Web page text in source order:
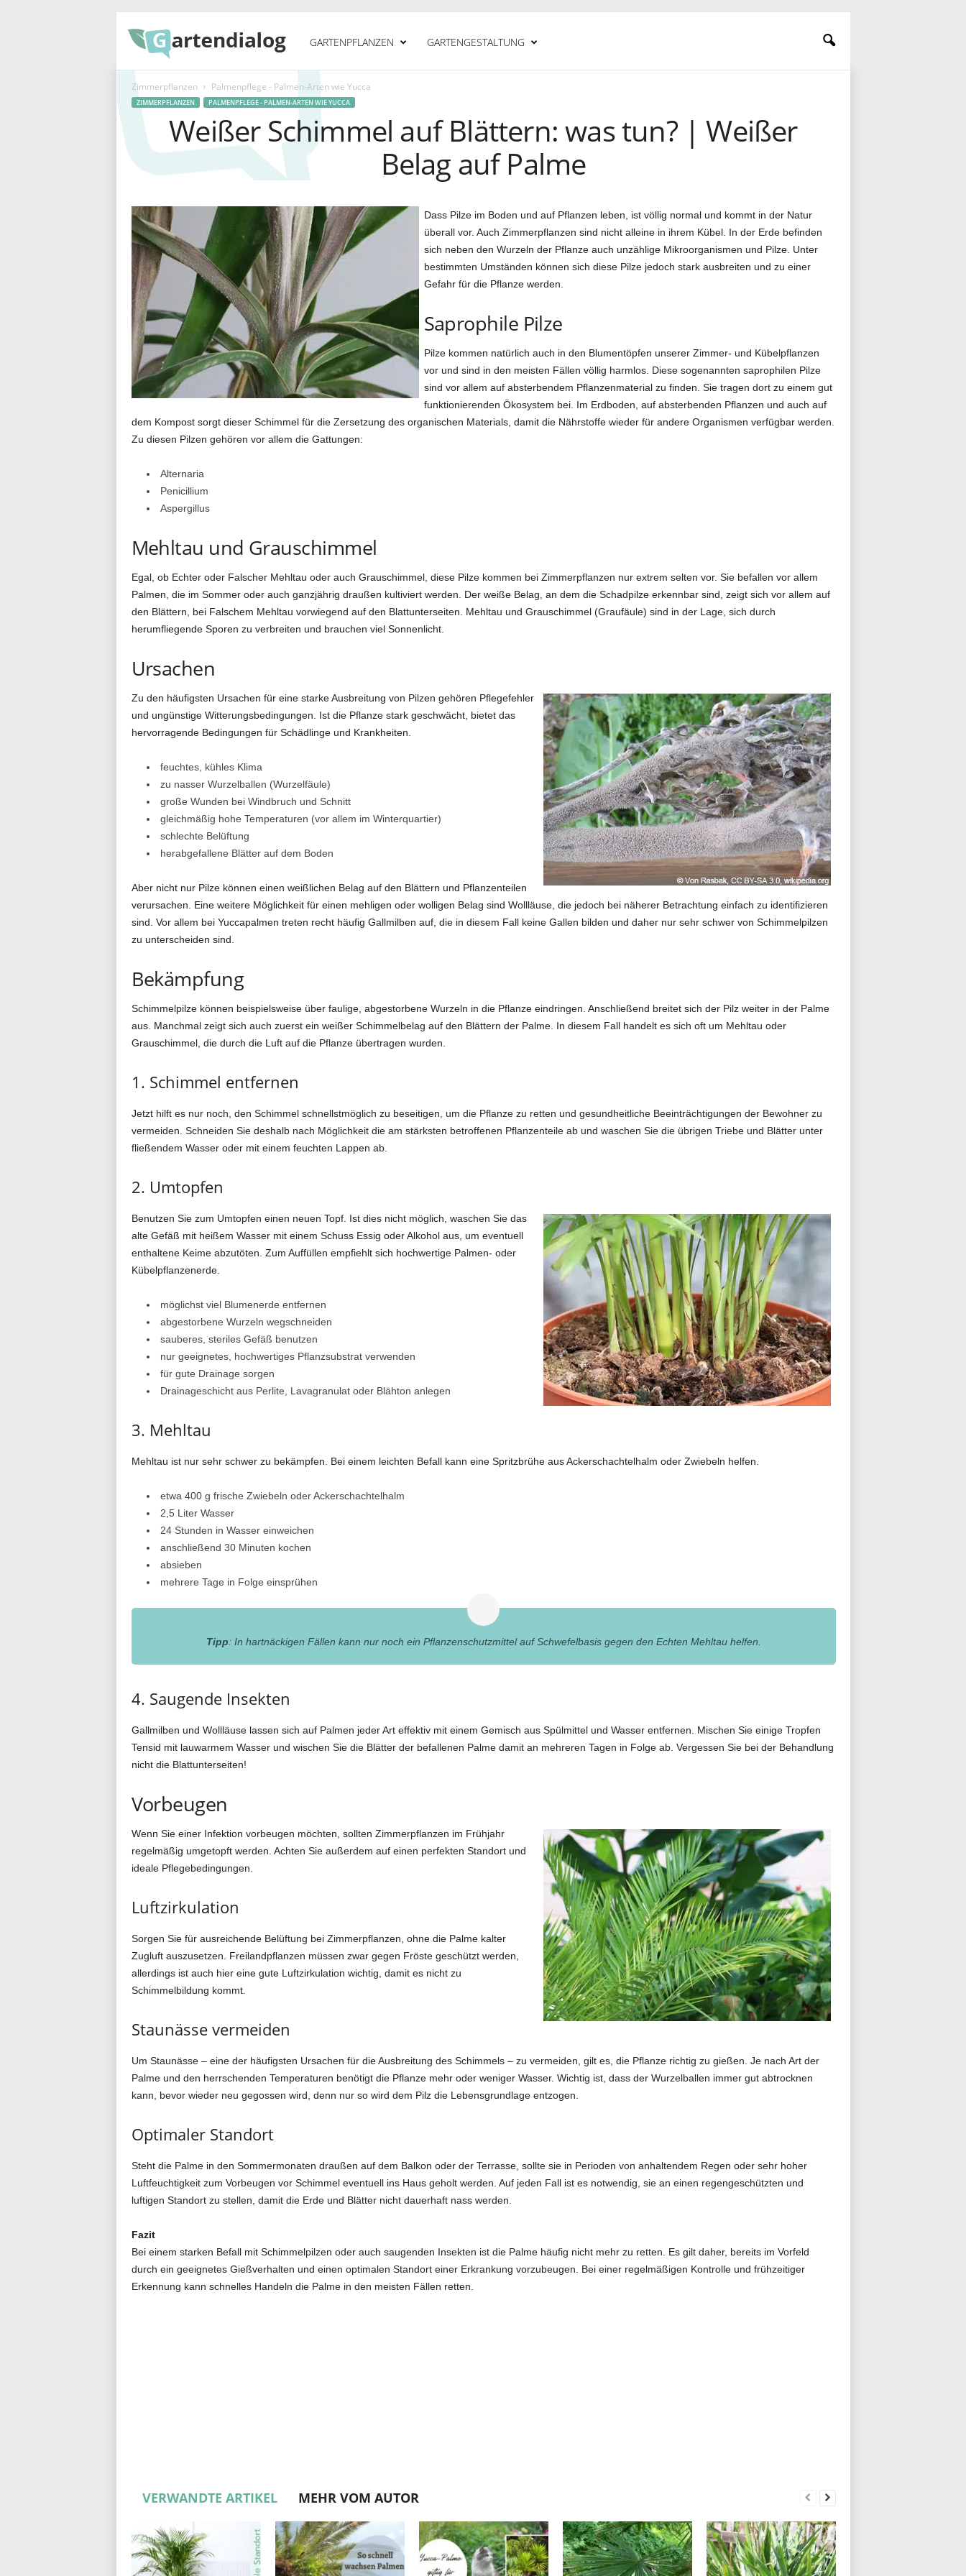
a
t
e
n
d
i
l
o
.
d
GARTENPFLANZEN GARTENGESTALTUNG
Zimmerpflanzen Palmenpflege - Palmen-Arten wie Yucca
ZIMMERPFLANZEN PALMENPFLEGE - PALMEN-ARTEN WIE YUCCA
Weißer Schimmel auf Blättern: was tun? | Weißer
Belag auf Palme
Dass Pilze im Boden und auf Pflanzen leben, ist völlig normal und kommt in der Natur
überall vor. Auch Zimmerpflanzen sind nicht alleine in ihrem Kübel. In der Erde befinden
sich neben den Wurzeln der Pflanze auch unzählige Mikroorganismen und Pilze. Unter
bestimmten Umständen können sich diese Pilze jedoch stark ausbreiten und zu einer
Gefahr für die Pflanze werden.
Saprophile Pilze
Pilze kommen natürlich auch in den Blumentöpfen unserer Zimmer- und Kübelpflanzen
vor und sind in den meisten Fällen völlig harmlos. Diese sogenannten saprophilen Pilze
sind vor allem auf absterbendem Pflanzenmaterial zu finden. Sie tragen dort zu einem gut
funktionierenden Ökosystem bei. Im Erdboden, auf absterbenden Pflanzen und auch auf
dem Kompost sorgt dieser Schimmel für die Zersetzung des organischen Materials, damit die Nährstoffe wieder für andere Organismen verfügbar werden.
Zu diesen Pilzen gehören vor allem die Gattungen:
Alternaria
Penicillium
Aspergillus
Mehltau und Grauschimmel
Egal, ob Echter oder Falscher Mehltau oder auch Grauschimmel, diese Pilze kommen bei Zimmerpflanzen nur extrem selten vor. Sie befallen vor allem
Palmen, die im Sommer oder auch ganzjährig draußen kultiviert werden. Der weiße Belag, an dem die Schadpilze erkennbar sind, zeigt sich vor allem auf
den Blättern, bei Falschem Mehltau vorwiegend auf den Blattunterseiten. Mehltau und Grauschimmel (Graufäule) sind in der Lage, sich durch
herumfliegende Sporen zu verbreiten und brauchen viel Sonnenlicht.
Ursachen
Zu den häufigsten Ursachen für eine starke Ausbreitung von Pilzen gehören Pflegefehler
und ungünstige Witterungsbedingungen. Ist die Pflanze stark geschwächt, bietet das
hervorragende Bedingungen für Schädlinge und Krankheiten.
feuchtes, kühles Klima
zu nasser Wurzelballen (Wurzelfäule)
große Wunden bei Windbruch und Schnitt
gleichmäßig hohe Temperaturen (vor allem im Winterquartier)
schlechte Belüftung
herabgefallene Blätter auf dem Boden
Aber nicht nur Pilze können einen weißlichen Belag auf den Blättern und Pflanzenteilen
verursachen. Eine weitere Möglichkeit für einen mehligen oder wolligen Belag sind Wollläuse, die jedoch bei näherer Betrachtung einfach zu identifizieren
sind. Vor allem bei Yuccapalmen treten recht häufig Gallmilben auf, die in diesem Fall keine Gallen bilden und daher nur sehr schwer von Schimmelpilzen
zu unterscheiden sind.
Bekämpfung
Schimmelpilze können beispielsweise über faulige, abgestorbene Wurzeln in die Pflanze eindringen. Anschließend breitet sich der Pilz weiter in der Palme
aus. Manchmal zeigt sich auch zuerst ein weißer Schimmelbelag auf den Blättern der Palme. In diesem Fall handelt es sich oft um Mehltau oder
Grauschimmel, die durch die Luft auf die Pflanze übertragen wurden.
1. Schimmel entfernen
Jetzt hilft es nur noch, den Schimmel schnellstmöglich zu beseitigen, um die Pflanze zu retten und gesundheitliche Beeinträchtigungen der Bewohner zu
vermeiden. Schneiden Sie deshalb nach Möglichkeit die am stärksten betroffenen Pflanzenteile ab und waschen Sie die übrigen Triebe und Blätter unter
fließendem Wasser oder mit einem feuchten Lappen ab.
2. Umtopfen
Benutzen Sie zum Umtopfen einen neuen Topf. Ist dies nicht möglich, waschen Sie das
alte Gefäß mit heißem Wasser mit einem Schuss Essig oder Alkohol aus, um eventuell
enthaltene Keime abzutöten. Zum Auffüllen empfiehlt sich hochwertige Palmen- oder
Kübelpflanzenerde.
möglichst viel Blumenerde entfernen
abgestorbene Wurzeln wegschneiden
sauberes, steriles Gefäß benutzen
nur geeignetes, hochwertiges Pflanzsubstrat verwenden
für gute Drainage sorgen
Drainageschicht aus Perlite, Lavagranulat oder Blähton anlegen
3. Mehltau
Mehltau ist nur sehr schwer zu bekämpfen. Bei einem leichten Befall kann eine Spritzbrühe aus Ackerschachtelhalm oder Zwiebeln helfen.
etwa 400 g frische Zwiebeln oder Ackerschachtelhalm
2,5 Liter Wasser
24 Stunden in Wasser einweichen
anschließend 30 Minuten kochen
absieben
mehrere Tage in Folge einsprühen
Tipp: In hartnäckigen Fällen kann nur noch ein Pflanzenschutzmittel auf Schwefelbasis gegen den Echten Mehltau helfen.
4. Saugende Insekten
Gallmilben und Wollläuse lassen sich auf Palmen jeder Art effektiv mit einem Gemisch aus Spülmittel und Wasser entfernen. Mischen Sie einige Tropfen
Tensid mit lauwarmem Wasser und wischen Sie die Blätter der befallenen Palme damit an mehreren Tagen in Folge ab. Vergessen Sie bei der Behandlung
nicht die Blattunterseiten!
Vorbeugen
Wenn Sie einer Infektion vorbeugen möchten, sollten Zimmerpflanzen im Frühjahr
regelmäßig umgetopft werden. Achten Sie außerdem auf einen perfekten Standort und
ideale Pflegebedingungen.
Luftzirkulation
Sorgen Sie für ausreichende Belüftung bei Zimmerpflanzen, ohne die Palme kalter
Zugluft auszusetzen. Freilandpflanzen müssen zwar gegen Fröste geschützt werden,
allerdings ist auch hier eine gute Luftzirkulation wichtig, damit es nicht zu
Schimmelbildung kommt.
Staunässe vermeiden
Um Staunässe – eine der häufigsten Ursachen für die Ausbreitung des Schimmels – zu vermeiden, gilt es, die Pflanze richtig zu gießen. Je nach Art der
Palme und den herrschenden Temperaturen benötigt die Pflanze mehr oder weniger Wasser. Wichtig ist, dass der Wurzelballen immer gut abtrocknen
kann, bevor wieder neu gegossen wird, denn nur so wird dem Pilz die Lebensgrundlage entzogen.
Optimaler Standort
Steht die Palme in den Sommermonaten draußen auf dem Balkon oder der Terrasse, sollte sie in Perioden von anhaltendem Regen oder sehr hoher
Luftfeuchtigkeit zum Vorbeugen vor Schimmel eventuell ins Haus geholt werden. Auf jeden Fall ist es notwendig, sie an einen regengeschützten und
luftigen Standort zu stellen, damit die Erde und Blätter nicht dauerhaft nass werden.
Fazit
Bei einem starken Befall mit Schimmelpilzen oder auch saugenden Insekten ist die Palme häufig nicht mehr zu retten. Es gilt daher, bereits im Vorfeld
durch ein geeignetes Gießverhalten und einen optimalen Standort einer Erkrankung vorzubeugen. Bei einer regelmäßigen Kontrolle und frühzeitiger
Erkennung kann schnelles Handeln die Palme in den meisten Fällen retten.
VERWANDTE ARTIKEL MEHR VOM AUTOR